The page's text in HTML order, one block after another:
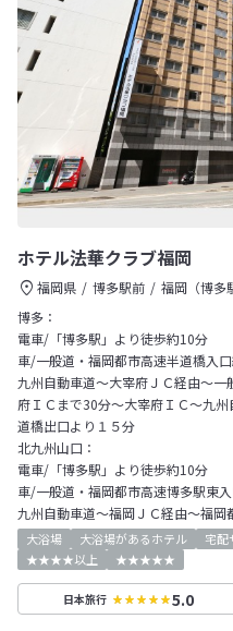
ホテル法華クラブ福岡
福岡県 博多駅前
福岡（博多
博多：
電車/「博多駅」より徒歩約10分
車/一般道・福岡都市高速半道橋入
九州自動車道～大宰府ＪＣ経由～
府ＩＣまで30分～大宰府ＩＣ～九
道橋出口より１５分
北九州山口：
電車/「博多駅」より徒歩約10分
車/一般道・福岡都市高速博多駅東
九州自動車道～福岡ＪＣ経由～福
大浴場 大浴場があるホテル 宅配
★★★★以上
★★★★★
日本旅行 5.0